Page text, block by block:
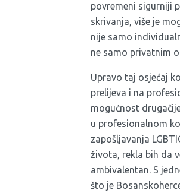
povremeni sigurniji
skrivanja, više je
nije samo
ne samo privatnim
Upravo taj osjećaj
prelijeva i na
mogućnost
u profesionalnom
zapošljavanja
života, rekla bih da
ambivalentan. S
što je